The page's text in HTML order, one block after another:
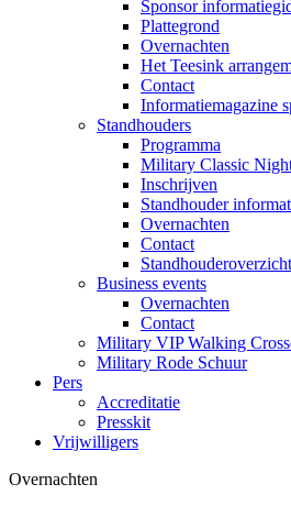
Sponsor
Plattegrond
Overnachten
Het Teesink
Contact
Informatiemagazine
Standhouders
Programma
Military Classic
Inschrijven
Standhouder
Overnachten
Contact
Standhouderoverzicht
Business events
Overnachten
Contact
Military VIP Walking
Military Rode Schuur
Pers
Accreditatie
Presskit
Vrijwilligers
Overnachten